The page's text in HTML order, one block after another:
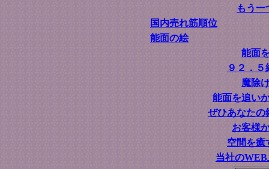
もう一
国内売れ筋順位
能面の絵
能面
９２．
魔除
能面を追い
ぜひあなたの
お客様
空間を癒
当社の